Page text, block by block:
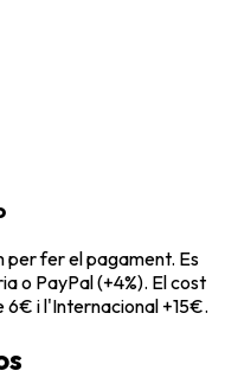
per fer el pagament. Es
o PayPal (+4%). El cost
6€ i l'Internacional +15€.